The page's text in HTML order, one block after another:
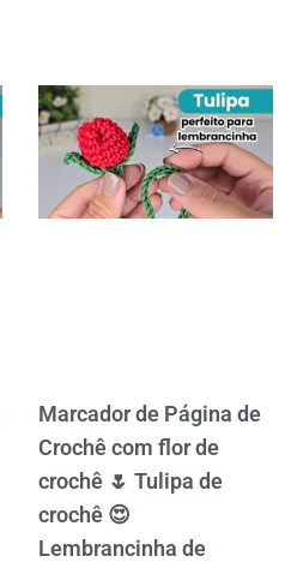
Marcador de Página de
Crochê com flor de
crochê 🌷 Tulipa de
crochê 😍
Lembrancinha de